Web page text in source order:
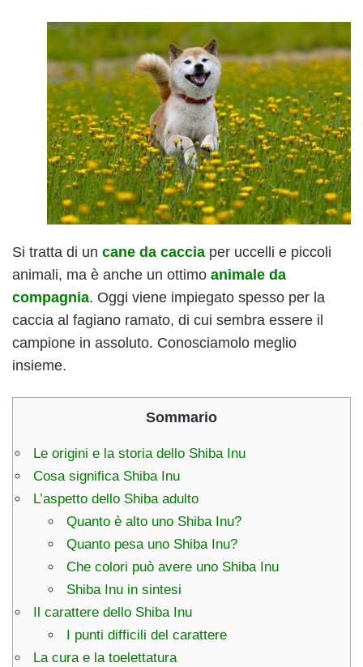
Si tratta di un cane da caccia per uccelli e piccoli
animali, ma è anche un ottimo animale da
compagnia. Oggi viene impiegato spesso per la
caccia al fagiano ramato, di cui sembra essere il
campione in assoluto. Conosciamolo meglio
insieme.
Sommario
Le origini e la storia dello Shiba Inu
Cosa significa Shiba Inu
L’aspetto dello Shiba adulto
Quanto è alto uno Shiba Inu?
Quanto pesa uno Shiba Inu?
Che colori può avere uno Shiba Inu
Shiba Inu in sintesi
Il carattere dello Shiba Inu
I punti difficili del carattere
La cura e la toelettatura